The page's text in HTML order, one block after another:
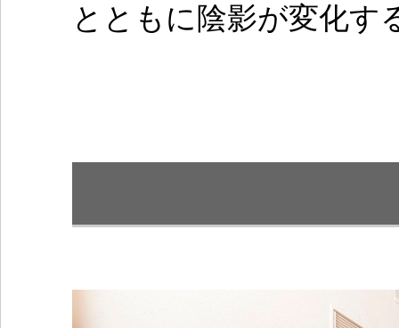
とともに陰影が変化す